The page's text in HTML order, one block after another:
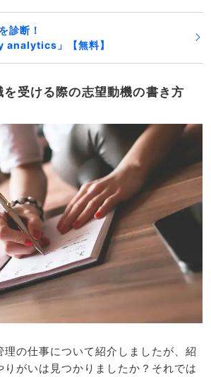
診断！
analytics」【無料】
受ける際の志望動機の書き方
理の仕事について紹介しましたが、紹
がいは見つかりましたか？それでは